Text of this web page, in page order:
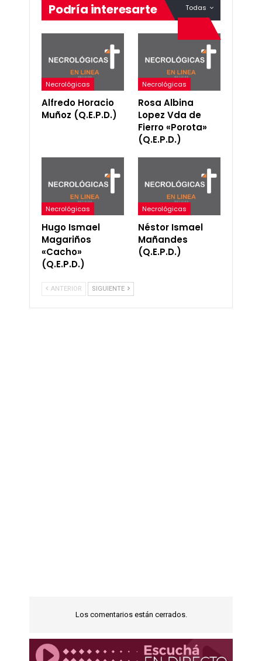
Todas
Podría interesarte
Necrológicas
Alfredo Horacio
Muñoz (Q.E.P.D.)
Necrológicas
Rosa Albina
Lopez Vda de
Fierro «Porota»
(Q.E.P.D.)
Necrológicas
Hugo Ismael
Magariños
«Cacho»
(Q.E.P.D.)
Necrológicas
Néstor Ismael
Mañandes
(Q.E.P.D.)
ANTERIOR SIGUIENTE
Los comentarios están cerrados.